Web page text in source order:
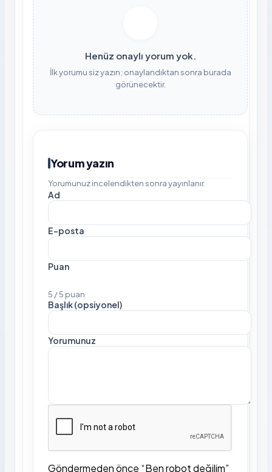
Henüz onaylı yorum yok.
İlk yorumu siz yazın; onaylandıktan sonra burada
görünecektir.
Yorum yazın
Yorumunuz incelendikten sonra yayınlanır.
Ad
E-posta
Puan
5 / 5 puan
Başlık (opsiyonel)
Yorumunuz
Göndermeden önce “Ben robot değilim”